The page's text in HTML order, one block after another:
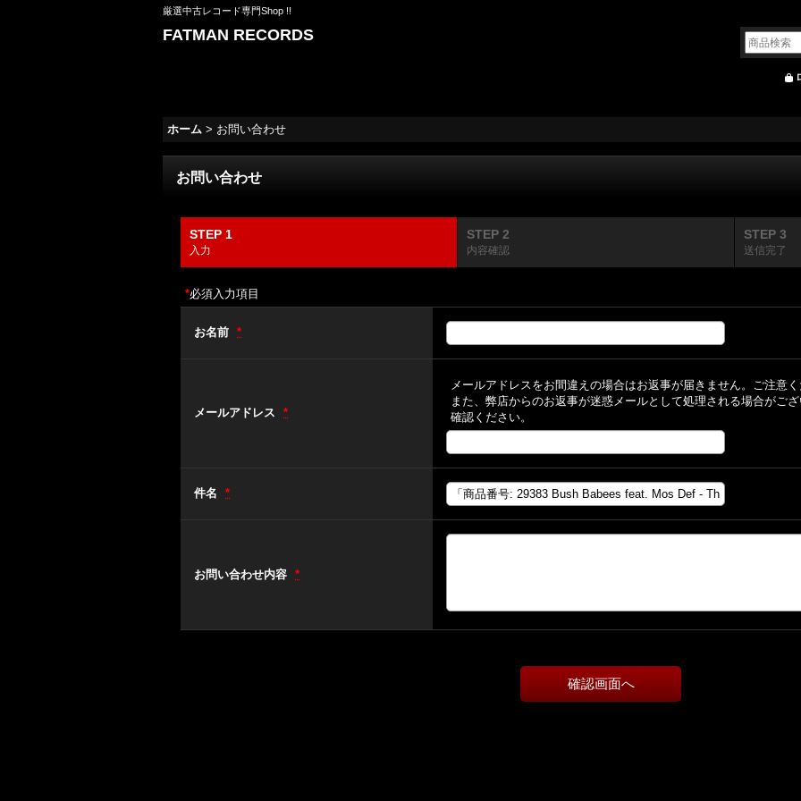
厳選中古レコード専門Shop !!
FATMAN RECORDS
ホーム > お問い合わせ
お問い合わせ
STEP 1
入力
STEP 2
内容確認
STEP 3
送信完了
*必須入力項目
お名前 *
メールアドレス *
メールアドレスをお間違えの場合はお返事が届きません。ご注意く
また、弊店からのお返事が迷惑メールとして処理される場合がご
確認ください。
件名 *
お問い合わせ内容 *